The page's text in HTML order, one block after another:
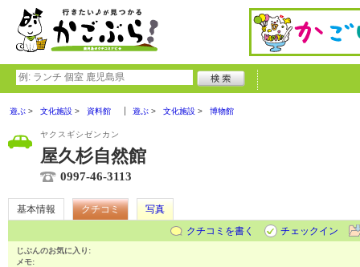
遊ぶ 文化施設 資料館 遊ぶ 文化施設 博物館
ヤクスギシゼンカン
屋久杉自然館
0997-46-3113
基本情報 クチコミ
写真
クチコミを書く
チェックイン
じぶんのお気に入り:
メモ: